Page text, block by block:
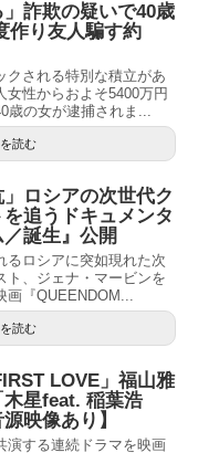
」詐欺の疑いで40歳
作り友人騙す約
クされる特別な積立があ
女性からおよそ5400万円
歳の女が逮捕されま...
読む
」ロシアの次世代ク
追うドキュメンタ
誕生』公開
るロシアに突如現れた次
ト、ジェナ・マービンを
画『QUEENDOM...
読む
LOVE」福山雅
星feat. 稲葉浩
映像あり】
演する連続ドラマを映画